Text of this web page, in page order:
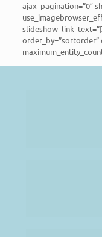
ajax_pagination=”0″
order_by=”sortorder”